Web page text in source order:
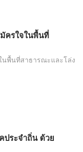
ครใจในพื้นที่
นพื้นที่สาธารณะและโล่ง
ประจำถิ่น ด้วย